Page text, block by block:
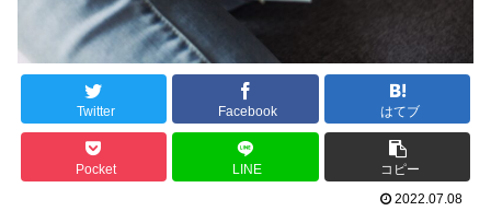
Twitter Facebook はてブ
Pocket LINE
コピー
2022.07.08